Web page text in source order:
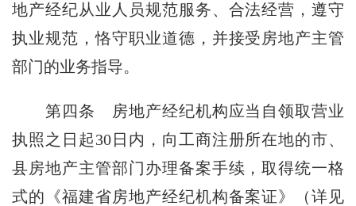
地产经纪从业人员规范服务、合法经营，遵守
执业规范，恪守职业道德，并接受房地产主管
部门的业务指导。
第四条 房地产经纪机构应当自领取营业
执照之日起30日内，向工商注册所在地的市、
县房地产主管部门办理备案手续，取得统一格
式的《福建省房地产经纪机构备案证》（详见